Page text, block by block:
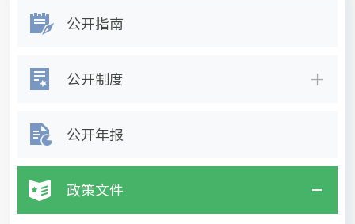
公开指南
公开制度
公开年报
政策文件